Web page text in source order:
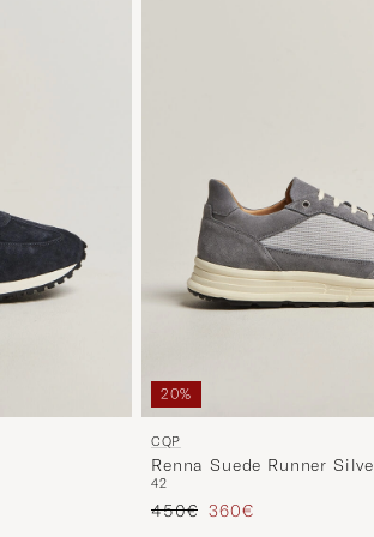
20%
CQP
Renna Suede Runner
42
Precio ordinario
450€ Precio reducido
360€